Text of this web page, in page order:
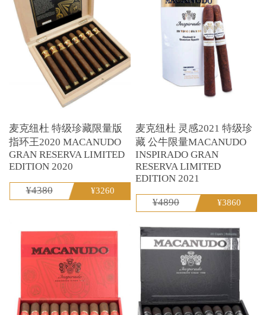
麦克纽杜 特级珍藏限量版
指环王2020 MACANUDO
GRAN RESERVA LIMITED
EDITION 2020
¥4380 ¥3260
麦克纽杜 灵感2021 特级珍
藏 公牛限量MACANUDO
INSPIRADO GRAN
RESERVA LIMITED
EDITION 2021
¥4890 ¥3860